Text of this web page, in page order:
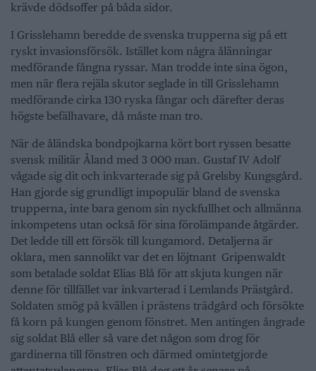
krävde dödsoffer på båda sidor.
I Grisslehamn beredde de svenska trupperna sig på ett
ryskt invasionsförsök. Istället kom några ålänningar
medförande fångna ryssar. Man trodde inte sina ögon,
men när flera rejäla skutor seglade in till Grisslehamn
medförande cirka 130 ryska fångar och därefter deras
högste befälhavare, då måste man tro.
När de åländska bondpojkarna kört bort ryssen besatte
svensk militär Åland med 3 000 man. Gustaf IV Adolf
vågade sig dit och inkvarterade sig på Grelsby Kungsgård.
Han gjorde sig grundligt impopulär bland de svenska
trupperna, inte bara genom sin nyckfullhet och allmänna
inkompetens utan också för sina förolämpande åtgärder.
Det ledde till ett försök till kungamord. Detaljerna är
oklara, men sannolikt var det en löjtnant Gripenwaldt
som betalade soldat Elias Blå för att skjuta kungen när
denne för tillfället var inkvarterad i Lemlands Prästgård.
Soldaten smög på kvällen i prästens trädgård och försökte
få korn på kungen genom fönstret. Men antingen ångrade
sig soldat Blå eller så vare det någon som drog för
gardinerna till fönstren och därmed omintetgjorde